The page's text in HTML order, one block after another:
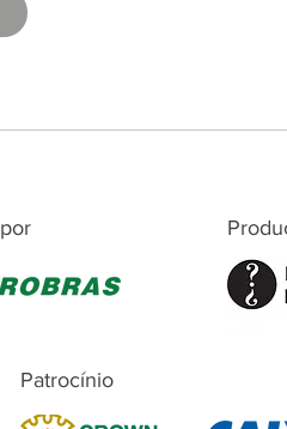
Patrocínio